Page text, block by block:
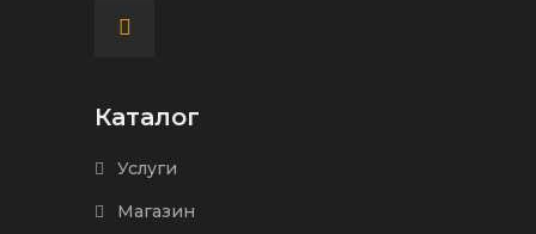
Каталог
Услуги
Магазин